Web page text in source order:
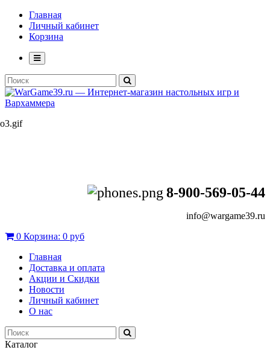
Главная
Личный кабинет
Корзина
8-900-569-05-44
info@wargame39.ru
0 Корзина: 0 руб
Главная
Доставка и оплата
Акции и Скидки
Новости
Личный кабинет
О нас
Каталог